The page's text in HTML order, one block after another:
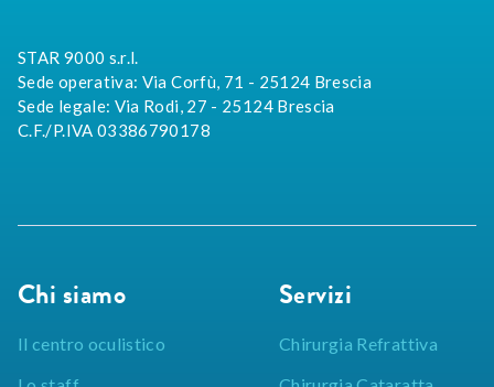
STAR 9000 s.r.l.
Sede operativa: Via Corfù, 71 - 25124 Brescia
Sede legale: Via Rodi, 27 - 25124 Brescia
C.F./P.IVA 03386790178
Chi siamo
Il centro oculistico
Servizi
Chirurgia Refrattiva